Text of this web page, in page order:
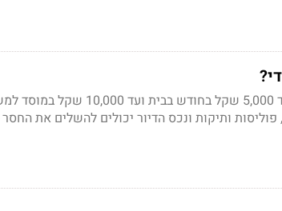
הביטוח בקופות החולים מעניק 3,200 עד 5,000 שקל בחודש
פוליסות ותיקות ונכס הדיור יכולים להשלים את